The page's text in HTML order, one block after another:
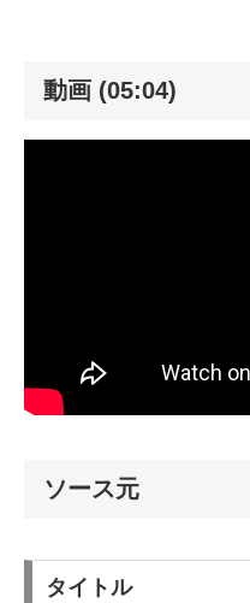
動画 (05:04)
ソース元
タイトル